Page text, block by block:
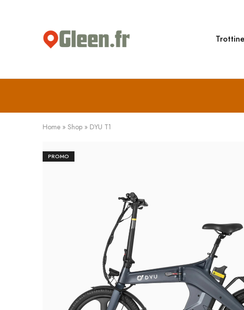
Gleen.fr
Bougez
futé,
Home » Shop » DYU T1
PROMO